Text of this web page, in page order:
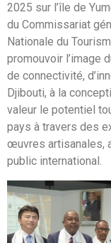
2025 sur l’île de
du Commissariat
Nationale du
promouvoir l’image
de connectivité,
Djibouti, à la
valeur le potentiel
pays à travers des
œuvres artisanales,
public international.